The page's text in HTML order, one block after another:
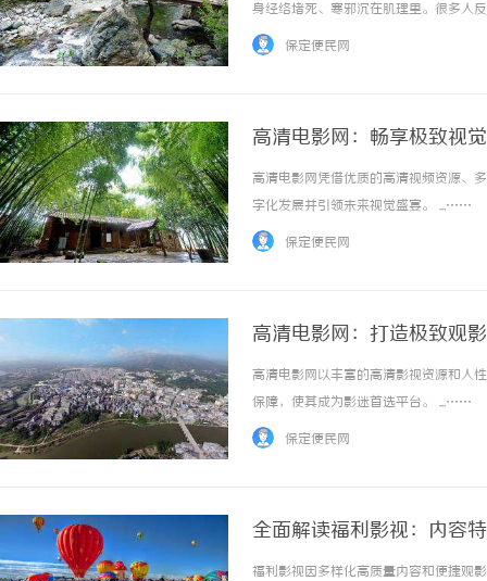
身经络堵死、寒邪沉在肌理里。很多人
没松。硬皮病核心不在“皮”，在于“痹
保定便民网
高清电影网：畅享极致视
高清电影网凭借优质的高清视频资源、
字化发展并引领未来视觉盛宴。 ...……
保定便民网
高清电影网：打造极致观
高清电影网以丰富的高清影视资源和人
保障，使其成为影迷首选平台。 ...……
保定便民网
全面解读福利影视：内容
福利影视因多样化高质量内容和便捷观
揭秘！专业充电桩项目软件开发商，究竟藏着
哪些行业秘诀？
贝净 AC 国际医疗